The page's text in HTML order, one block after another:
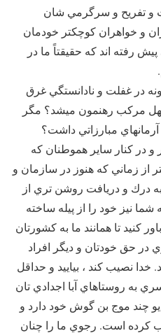
و تفريح و سرگرمي شان
و خواهران كوچكتر خودمان
رفته اند كه حقيقتاً ما در
در غفلت و نادانستگي غرق
مركب رهنمون ميشد؟ مگر
مبارزاتي داشت؟
در كنار ساير هموطنان كه
از زماني كه هنوز در سازمان و
درك و دريافت روشن تري از
شما نيز خود را از پيله ساخته
كنيد تا همانند ما به كشورتان
در حق خودتان و ديگر افراد
خدا نصيب كند ، بياييد و حداقل
به روستاهاي آبا اجدادي تان
چند موج بن گوش خود دارد و
كرده است. رجوي ما را چنان